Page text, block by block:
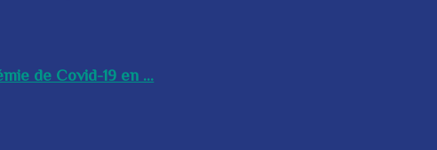
de Covid-19 en ...